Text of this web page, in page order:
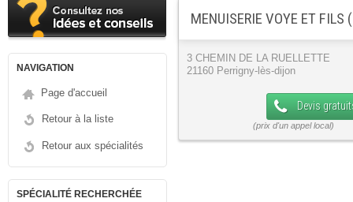
NAVIGATION
Page d'accueil
Retour à la liste
Retour aux spécialités
SPÉCIALITÉ RECHERCHÉE
MENUISERIE VOYE ET FILS
3 CHEMIN DE LA RUELLETTE
21160 Perrigny-lès-dijon
Devis